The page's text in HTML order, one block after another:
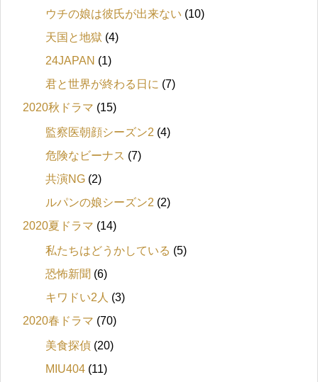
ウチの娘は彼氏が出来ない (10)
天国と地獄 (4)
24JAPAN (1)
君と世界が終わる日に (7)
2020秋ドラマ (15)
監察医朝顔シーズン2 (4)
危険なビーナス (7)
共演NG (2)
ルパンの娘シーズン2 (2)
2020夏ドラマ (14)
私たちはどうかしている (5)
恐怖新聞 (6)
キワドい2人 (3)
2020春ドラマ (70)
美食探偵 (20)
MIU404 (11)